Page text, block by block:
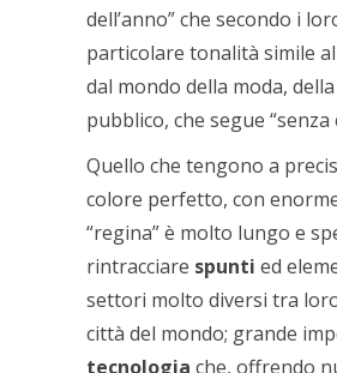
dell’anno” che secondo i
particolare tonalità simile
dal mondo della moda,
pubblico, che segue
Quello che tengono a
colore perfetto, con
“regina” è molto lungo e
rintracciare spunti ed
settori molto diversi tra
città del mondo; grande
tecnologia che, offrendo